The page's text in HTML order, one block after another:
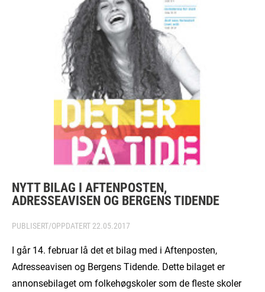
NYTT BILAG I AFTENPOSTEN,
ADRESSEAVISEN OG BERGENS TIDENDE
PUBLISERT/OPPDATERT 22.05.2017
I går 14. februar lå det et bilag med i Aftenposten,
Adresseavisen og Bergens Tidende. Dette bilaget er
annonsebilaget om folkehøgskoler som de fleste skoler